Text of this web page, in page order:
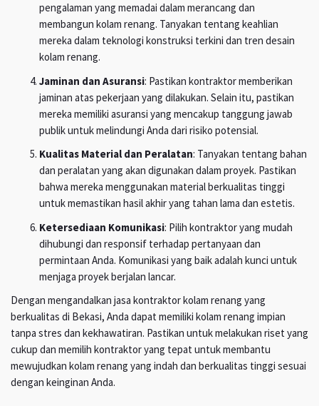
pengalaman yang memadai dalam merancang dan
membangun kolam renang. Tanyakan tentang keahlian
mereka dalam teknologi konstruksi terkini dan tren desain
kolam renang.
Jaminan dan Asuransi: Pastikan kontraktor memberikan
jaminan atas pekerjaan yang dilakukan. Selain itu, pastikan
mereka memiliki asuransi yang mencakup tanggung jawab
publik untuk melindungi Anda dari risiko potensial.
Kualitas Material dan Peralatan: Tanyakan tentang bahan
dan peralatan yang akan digunakan dalam proyek. Pastikan
bahwa mereka menggunakan material berkualitas tinggi
untuk memastikan hasil akhir yang tahan lama dan estetis.
Ketersediaan Komunikasi: Pilih kontraktor yang mudah
dihubungi dan responsif terhadap pertanyaan dan
permintaan Anda. Komunikasi yang baik adalah kunci untuk
menjaga proyek berjalan lancar.
Dengan mengandalkan jasa kontraktor kolam renang yang
berkualitas di Bekasi, Anda dapat memiliki kolam renang impian
tanpa stres dan kekhawatiran. Pastikan untuk melakukan riset yang
cukup dan memilih kontraktor yang tepat untuk membantu
mewujudkan kolam renang yang indah dan berkualitas tinggi sesuai
dengan keinginan Anda.